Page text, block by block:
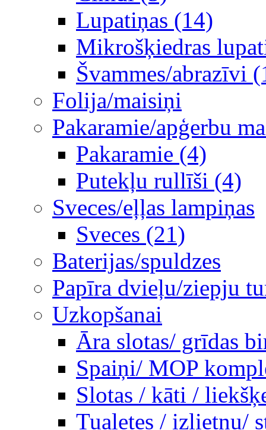
Lupatiņas (14)
Mikrošķiedras
Švammes/abrazīvi
Folija/maisiņi
Pakaramie/apģerbu
Pakaramie (4)
Putekļu rullīši (4)
Sveces/eļļas lampiņas
Sveces (21)
Baterijas/spuldzes
Papīra dvieļu/ziepju
Uzkopšanai
Āra slotas/ grīdas
Spaiņi/ MOP
Slotas / kāti /
Tualetes / izlietņu/